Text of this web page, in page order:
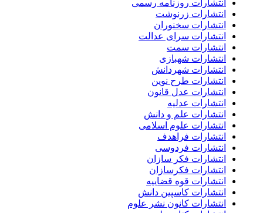
انتشارات روزنامه رسمی
انتشارات زرنوشت
انتشارات سخنوران
انتشارات سرای عدالت
انتشارات سمت
انتشارات شهبازی
انتشارات شهردانش
انتشارات طرح نوین
انتشارات عدل قانون
انتشارات عدلیه
انتشارات علم و دانش
انتشارات علوم اسلامی
انتشارات فراهدف
انتشارات فردوسی
انتشارات فکر سازان
انتشارات فکرسازان
انتشارات قوه قضاییه
انتشارات کاسپین دانش
انتشارات کانون نشر علوم